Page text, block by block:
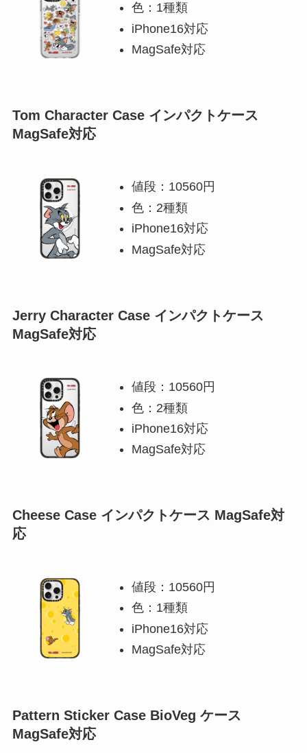
色：1種類
iPhone16対応
MagSafe対応
Tom Character Case インパクトケース
MagSafe対応
値段：10560円
色：2種類
iPhone16対応
MagSafe対応
Jerry Character Case インパクトケース
MagSafe対応
値段：10560円
色：2種類
iPhone16対応
MagSafe対応
Cheese Case インパクトケース MagSafe対
応
値段：10560円
色：1種類
iPhone16対応
MagSafe対応
Pattern Sticker Case BioVeg ケース
MagSafe対応